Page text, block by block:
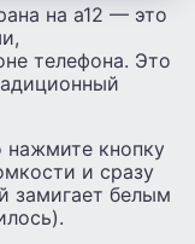
на а12 — это
телефона. Это
нажмите кнопку
и сразу
замигает белым